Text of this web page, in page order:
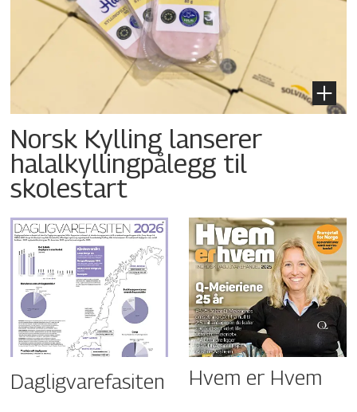
Norsk Kylling lanserer
halalkyllingpålegg til
skolestart
Dagligvarefasiten Hvem er Hvem